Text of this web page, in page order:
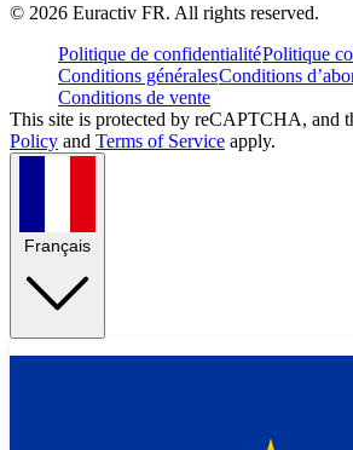
© 2026 Euractiv FR. All rights reserved.
Politique de confidentialitéPolitique
Conditions généralesConditions
Conditions de vente
This site is protected by reCAPTCHA, and
Policy and Terms of Service apply.
Français